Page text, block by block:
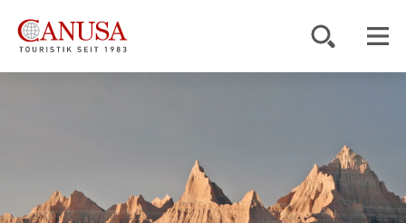
Inspiration